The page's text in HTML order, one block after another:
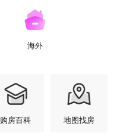
海外
购房百科 地图找房